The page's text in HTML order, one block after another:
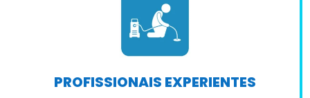
PROFISSIONAIS EXPERIENTES